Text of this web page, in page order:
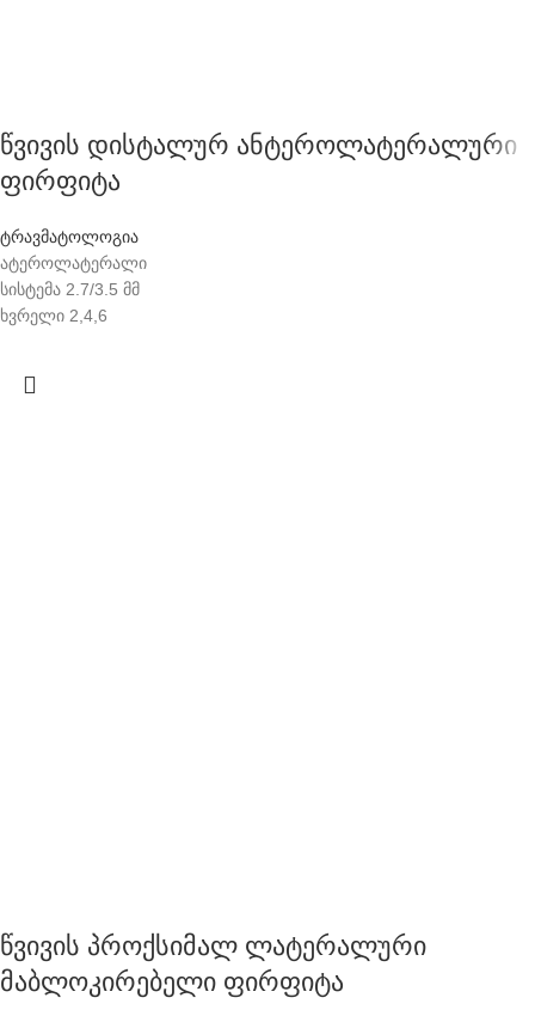
წვივის დისტალურ ანტეროლატერალური
ფირფიტა
ტრავმატოლოგია
ატეროლატერალი
სისტემა 2.7/3.5 მმ
ხვრელი 2,4,6
წვივის პროქსიმალ ლატერალური
მაბლოკირებელი ფირფიტა